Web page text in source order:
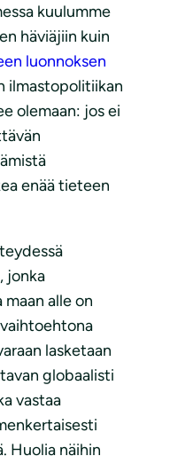
kuulumme
häviäjiin kuin
luonnoksen
ilmastopolitiikan
olemaan: jos ei
enää tieteen
jonka
alle on
lasketaan
globaalisti
vastaa
Huolia näihin